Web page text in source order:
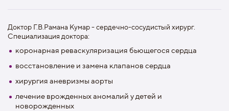
Доктор Г.В.Рамана Кумар - сердечно-сосудистый хирург.
Специализация доктора:
коронарная реваскуляризация бьющегося сердца
восстановление и замена клапанов сердца
хирургия аневризмы аорты
лечение врожденных аномалий у детей и
новорожденных